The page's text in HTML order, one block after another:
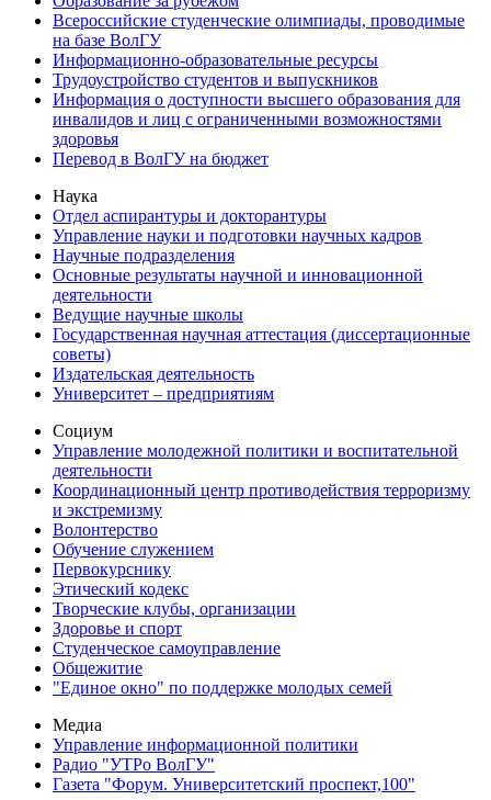
Всероссийские студенческие олимпиады, проводимые
на базе ВолГУ
Информационно-образовательные ресурсы
Трудоустройство студентов и выпускников
Информация о доступности высшего образования для
инвалидов и лиц с ограниченными возможностями
здоровья
Перевод в ВолГУ на бюджет
Наука
Отдел аспирантуры и докторантуры
Управление науки и подготовки научных кадров
Научные подразделения
Основные результаты научной и инновационной
деятельности
Ведущие научные школы
Государственная научная аттестация (диссертационные
советы)
Издательская деятельность
Университет – предприятиям
Социум
Управление молодежной политики и воспитательной
деятельности
Координационный центр противодействия терроризму
и экстремизму
Волонтерство
Обучение служением
Первокурснику
Этический кодекс
Творческие клубы, организации
Здоровье и спорт
Студенческое самоуправление
Общежитие
"Единое окно" по поддержке молодых семей
Медиа
Управление информационной политики
Радио "УТРо ВолГУ"
Газета "Форум. Университетский проспект,100"